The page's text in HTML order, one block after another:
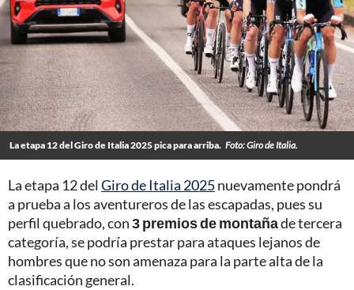
La etapa 12 del Giro de Italia 2025 pica para arriba. Foto: Giro de Italia.
La etapa 12 del Giro de Italia 2025nuevamente pondrá
a prueba a los aventureros de las escapadas, pues su
perfil quebrado, con3 premios de montañade tercera
categoría, se podría prestar para ataques lejanos de
hombres que no son amenaza para la parte alta de la
clasificación general.